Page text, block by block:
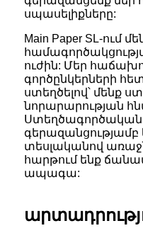
սպասելիքները:
Main Paper SL-ում
ուժին: Մեր
գործընկերների
ստեղծելով՝ մենք
նորարարության
գերազանցությամբ
տեսլականով
հարթում ենք
ապագա: